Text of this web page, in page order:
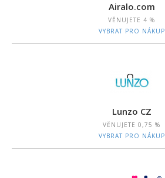
Airalo.com
VĚNUJETE 4 %
VYBRAT PRO NÁKUP
Lunzo CZ
VĚNUJETE 0,75 %
VYBRAT PRO NÁKUP